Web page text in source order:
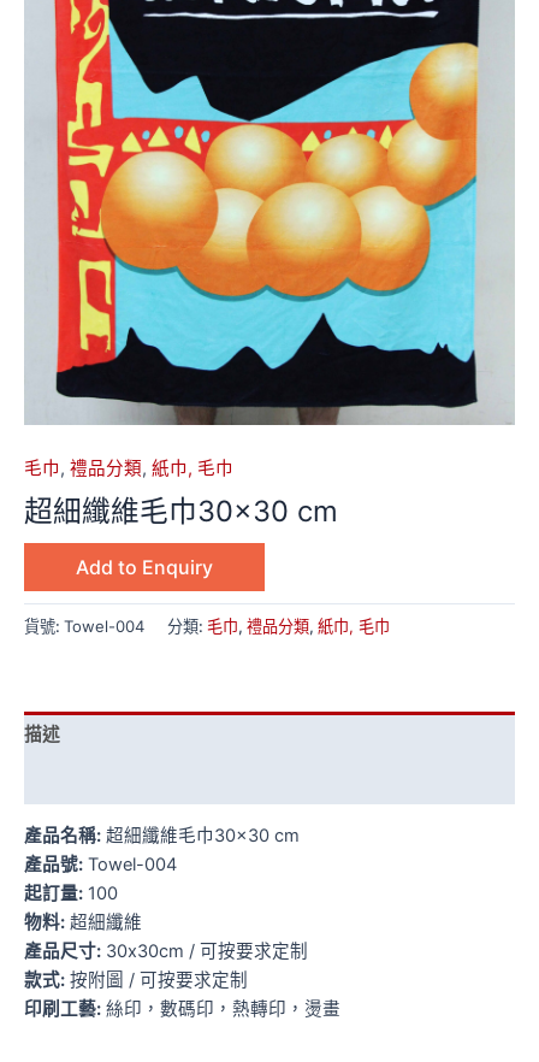
毛巾, 禮品分類, 紙巾, 毛巾
超細纖維毛巾30×30 cm
Add to Enquiry
貨號: Towel-004 分類: 毛巾, 禮品分類, 紙巾, 毛巾
描述
產品名稱: 超細纖維毛巾30×30 cm
產品號: Towel-004
起訂量: 100
物料: 超細纖維
產品尺寸: 30x30cm / 可按要求定制
款式: 按附圖 / 可按要求定制
印刷工藝: 絲印，數碼印，熱轉印，燙畫